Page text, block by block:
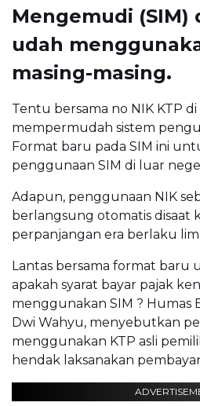
Mengemudi (SIM)
udah
masing-masing.
Tentu bersama no NIK KTP
mempermudah sistem
Format baru pada SIM ini
penggunaan SIM di luar
Adapun, penggunaan NIK
berlangsung otomatis disaat
perpanjangan era berlaku
Lantas bersama format baru
apakah syarat bayar pajak
menggunakan SIM ? Humas
Dwi Wahyu, menyebutkan
menggunakan KTP asli
hendak laksanakan